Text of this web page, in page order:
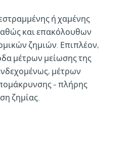
ή χαμένης
και επακόλουθων
ζημιών. Επιπλέον,
μέτρων μείωσης της
μέτρων
– πλήρης
ζημίας.